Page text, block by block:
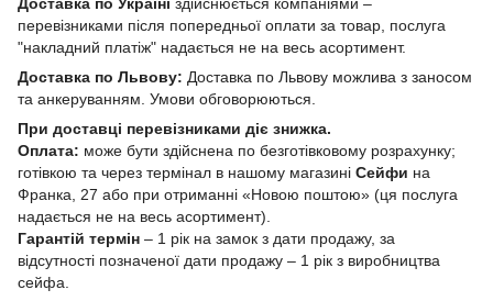
перевізниками після попередньої оплати за товар, послуга
"накладний платіж" надається не на весь асортимент.
Доставка по Львову: Доставка по Львову можлива з заносом
та анкеруванням. Умови обговорюються.
При доставці перевізниками діє знижка.
Оплата: може бути здійснена по безготівковому розрахунку;
готівкою та через термінал в нашому магазині Сейфи на
Франка, 27 або при отриманні «Новою поштою» (ця послуга
надається не на весь асортимент).
Гарантій термін – 1 рік на замок з дати продажу, за
відсутності позначеної дати продажу – 1 рік з виробництва
сейфа.